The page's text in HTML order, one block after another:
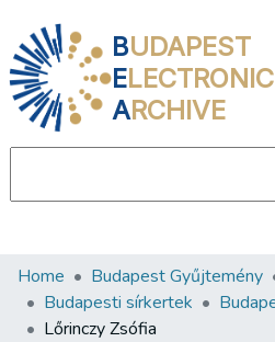
BUDAPEST
ELECTRONIC
ARCHIVE
Communities & Collections
All of DSpace
Home Budapest Gyűjtemény
Budapesti sírkertek
Lőrinczy Zsófia